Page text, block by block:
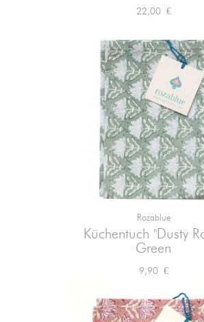
Preis
22,00 €
Rozablue
Küchentuch "Dusty
Green
Preis
9,90 €